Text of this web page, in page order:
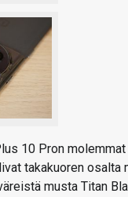
10 Pron
takakuoren osalta
musta Titan